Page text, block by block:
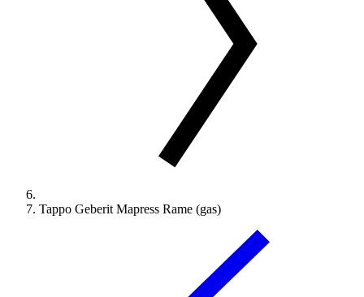
Tappo Geberit Mapress Rame (gas)